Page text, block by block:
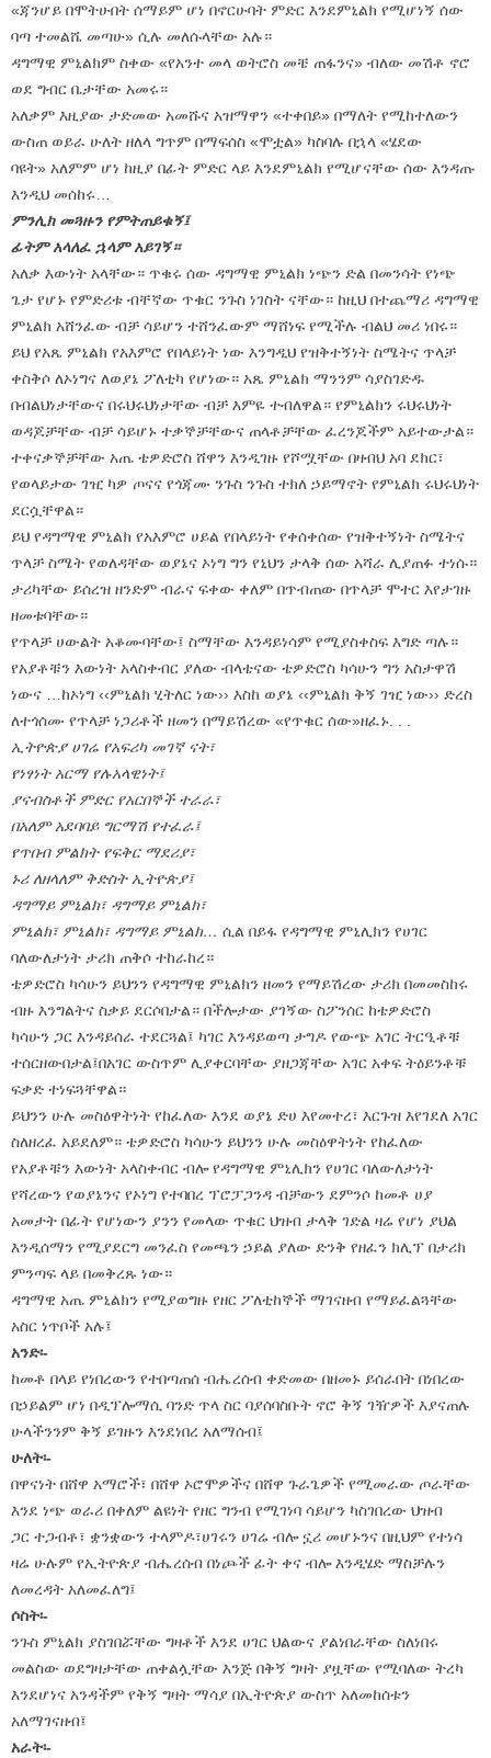
«ጃንሆይ በሞትሁበት ሰማይም ሆነ በኖርሁባት ምድር እንደምኒልክ የሚሆነኝ ሰው
ባጣ ተመልሼ መጣሁ» ሲሉ መለሱላቸው አሉ።
ዳግማዊ ምኒልክም ስቀው «የአንተ መላ ወትሮስ መቼ ጠፋንና» ብለው መሽቶ ኖሮ
ወደ ግብር ቤታቸው አመሩ።
አለቃም እዚያው ታድመው አመሹና አዝማዋን «ተቀበይ» በማለት የሚከተለውን
ውስጠ ወይራ ሁለት ዘለላ ግጥም በማፍሰስ «ሞቷል» ካስባሉ በኋላ «ሄደው
ባዩት» አለምም ሆነ ከዚያ በፊት ምድር ላይ እንደምኒልክ የሚሆናቸው ሰው እንዳጡ
እንዲህ መሰከሩ…
ምንሊክ መጓዙን የምትጠይቁኝ፤
ፊትም አላለፈ ኋላም አይገኝ።
አለቃ እውነት አላቸው። ጥቁሩ ሰው ዳግማዊ ምኒልክ ነጭን ድል በመንሳት የነጭ
ጌታ የሆኑ የምድሪቱ ብቸኛው ጥቁር ንጉስ ነገስት ናቸው። ከዚህ በተጨማሪ ዳግማዊ
ምኒልክ አሸንፈው ብቻ ሳይሆን ተሸንፈውም ማሸነፍ የሚችሉ ብልህ መሪ ነበሩ።
ይህ የአጼ ምኒልክ የአእምሮ የበላይነት ነው እንግዲህ የዝቅተኝነት ስሜትና ጥላቻ
ቀስቅሶ ለኦነግና ለወያኔ ፖለቲካ የሆነው። አጼ ምኒልክ ማንንም ሳያስገድዱ
በብልህነታቸውና በሩህሩህነታቸው ብቻ እምዬ ተብለዋል። የምኒልክን ሩህሩህነት
ወዳጆቻቸው ብቻ ሳይሆኑ ተቃኞቻቸውና ጠላቶቻቸው ፈረንጆችም አይተውታል።
ተቀናቃኞቻቸው አጤ ቴዎድሮስ ሸዋን እንዲገዙ የሾሟቸው በዛብህ አባ ደክር፣
የወላይታው ገዢ ካዎ ጦናና የጎጃሙ ንጉስ ንጉስ ተክለ ኃይማኖት የምኒልክ ሩህሩህነት
ደርሷቸዋል።
ይህ የዳግማዊ ምኒልክ የአእምሮ ሀይል የበላይነት የቀሰቀሰው የዝቅተኝነት ስሜትና
ጥላቻ ስሜት የወለዳቸው ወያኔና ኦነግ ግን የኒህን ታላቅ ሰው አሻራ ሊያጠፉ ተነሱ።
ታሪካቸው ይሰረዝ ዘንድም ብራና ፍቀው ቀለም በጥብጠው በጥላቻ ሞተር እየታገዙ
ዘመቱባቸው።
የጥላቻ ሀውልት አቆሙባቸው፤ ስማቸው እንዳይነሳም የሚያስቀስፍ እግድ ጣሉ።
የአያቶቹን እውነት አላስቀብር ያለው ብላቴናው ቴዎድሮስ ካሳሁን ግን አስታዋሽ
ነውና …ከኦነግ ‹‹ምኒልክ ሂትለር ነው›› እስከ ወያኔ ‹‹ምኒልክ ቅኝ ገዢ ነው›› ድረስ
ለተጎሰሙ የጥላቻ ነጋሪቶች ዘመን በማይሽረው «የጥቁር ሰው»ዘፈኑ. . .
ኢትዮጵያ ሀገሬ የአፍሪካ መገኛ ናት፣
የነፃነት አርማ የሉአላዊነት፤
ያናብስቶች ምድር የአርበኞች ተራራ፣
በአለም አደባባይ ግርማሽ የተፈራ፤
የጥበብ ምልክት የፍቅር ማደሪያ፣
ኑሪ ለዘላለም ቅድስት ኢትዮጵያ፤
ዳግማይ ምኒልክ፣ ዳግማይ ምኒልክ፣
ምኒልክ፣ ምኒልክ፣ ዳግማይ ምኒልክ… ሲል በይፋ የዳግማዊ ምኒሊክን የሀገር
ባለውለታነት ታሪክ ጠቅሶ ተከራከረ።
ቴዎድሮስ ካሳሁን ይህንን የዳግማዊ ምኒልክን ዘመን የማይሽረው ታሪክ በመመስከሩ
ብዙ እንግልትና ስቃይ ደርሶበታል። በችሎታው ያገኝው ስፖንሰር ከቴዎድሮስ
ካሳሁን ጋር እንዳይሰራ ተደርጓል፤ ካገር እንዳይወጣ ታግዶ የውጭ አገር ትርዒቶቹ
ተሰርዘውበታል፤በአገር ውስጥም ሊያቀርባቸው ያዘጋጃቸው አገር አቀፍ ትዕይንቶቹ
ፍቃድ ተነፍጓቸዋል።
ይህንን ሁሉ መስዕዋትነት የከፈለው እንደ ወያኔ ድሀ እየመተረ፣ እርጉዝ እየገደለ አገር
ስለዘረፈ አይደለም። ቴዎድሮስ ካሳሁን ይህንን ሁሉ መስዕዋትነት የከፈለው
የአያቶቹን እውነት አላስቀብር ብሎ የዳግማዊ ምኒሊክን የሀገር ባለውለታነት
የሻረውን የወያኔንና የኦነግ የተባበረ ፕሮፓጋንዳ ብቻውን ደምንሶ ከመቶ ሀያ
አመታት በፊት የሆነውን ያንን የመላው ጥቁር ህዝብ ታላቅ ገድል ዛሬ የሆነ ያህል
እንዲሰማን የሚያደርግ መንፈስ የመጫን ኃይል ያለው ድንቅ የዘፈን ክሊፕ በታሪክ
ምንጣፍ ላይ በመቅረጹ ነው።
ዳግማዊ አጤ ምኒልክን የሚያወግዙ የዘር ፖለቲከኞች ማገናዘብ የማይፈልጓቸው
አስር ነጥቦች አሉ፤
አንድ፡-
ከመቶ በላይ የነበረውን የተበጣጠሰ ብሔረሰብ ቀድመው በዘመኑ ይሰራበት በነበረው
በኃይልም ሆነ በዲፕሎማሲ ባንድ ጥላ ስር ባያሰባስቡት ኖሮ ቅኝ ገዥዎች እያናጠሉ
ሁላችንንም ቅኝ ይገዙን እንደነበረ አለማሰብ፤
ሁለት፡-
በዋናነት በሸዋ አማሮች፣ በሸዋ ኦሮሞዎችና በሸዋ ጉራጌዎች የሚመራው ጦራቸው
እንደ ነጭ ወራሪ በቀለም ልዩነት የዘር ግንብ የሚገነባ ሳይሆን ካስገበረው ህዝብ
ጋር ተጋብቶ፣ ቋንቋውን ተላምዶ፣ሀገሩን ሀገሬ ብሎ ኗሪ መሆኑንና በዚህም የተነሳ
ዛሬ ሁሉም የኢትዮጵያ ብሔረሰብ በነጮች ፊት ቀና ብሎ እንዲሄድ ማስቻሉን
ለመረዳት አለመፈለግ፤
ሶስት፡-
ንጉስ ምኒልክ ያስገበሯቸው ግዛቶች እንደ ሀገር ህልውና ያልነበራቸው ስለነበሩ
መልስው ወደግዛታቸው ጠቀልሏቸው እንጅ በቅኝ ግዛት ያዟቸው የሚባለው ትረካ
እንደሆነና አንዳችም የቅኝ ግዛት ማሳያ በኢትዮጵያ ውስጥ አለመከሰቱን
አለማገናዘብ፤
አራት፡-